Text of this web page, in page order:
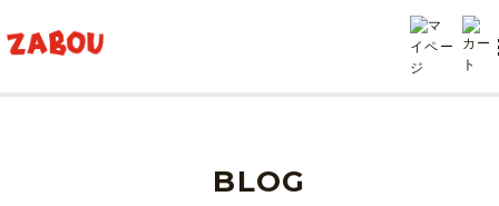
BLOG